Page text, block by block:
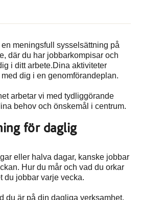
meningsfull sysselsättning på
där du har jobbarkompisar och
i ditt arbete.Dina aktiviteter
dig i en genomförandeplan.
arbetar vi med tydliggörande
behov och önskemål i centrum.
för daglig
eller halva dagar, kanske jobbar
Hur du mår och vad du orkar
du jobbar varje vecka.
du är på din dagliga verksamhet,